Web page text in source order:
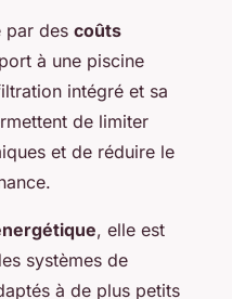
par des coûts
à une piscine
intégré et sa
de limiter
et de réduire le
, elle est
systèmes de
à de plus petits